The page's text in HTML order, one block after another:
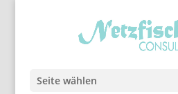
Seite wählen